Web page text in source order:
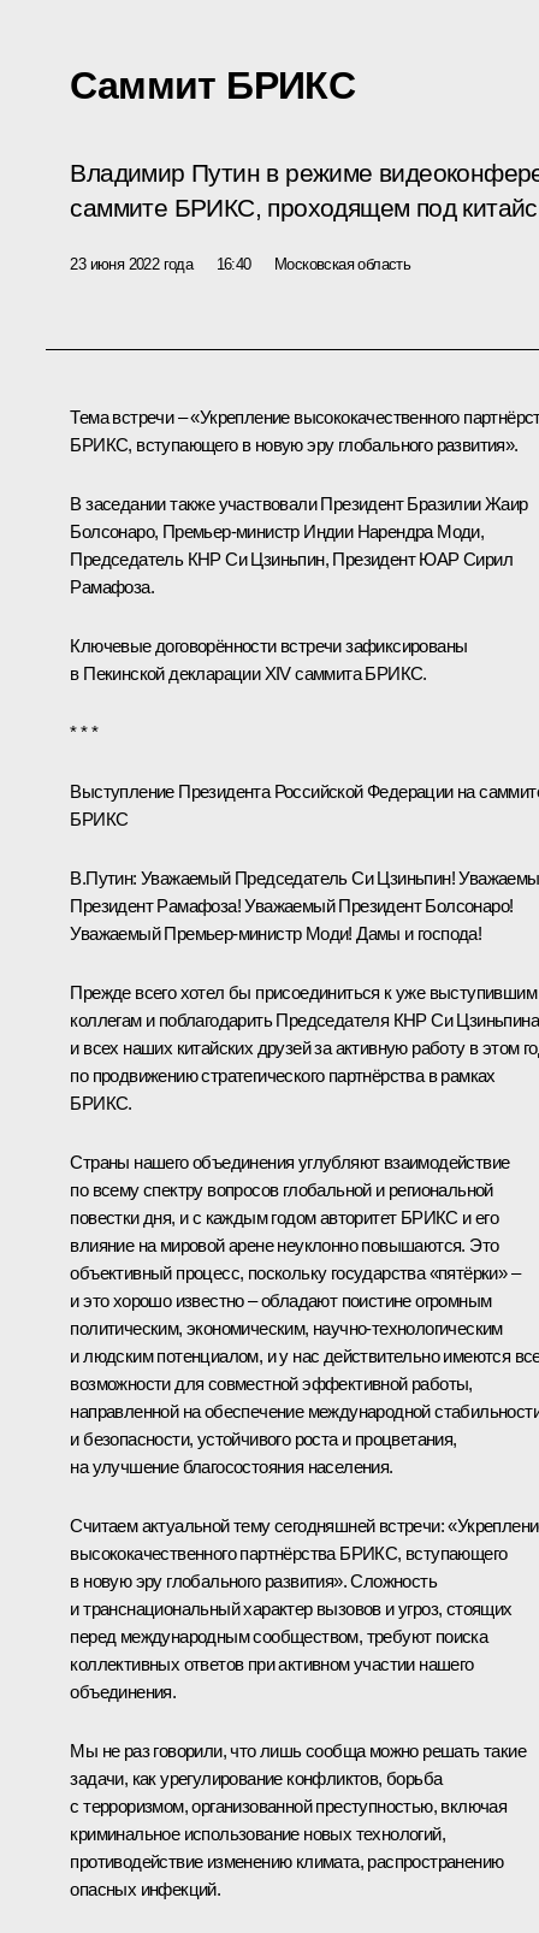
Саммит БРИКС
Владимир Путин в режиме
саммите БРИКС, проходящем под
23 июня 2022 года 16:40 Московская область
Тема встречи – «Укрепление высококачественного
БРИКС, вступающего в новую эру глобального развития».
В заседании также участвовали Президент БразилииЖаир
Болсонаро, Премьер-министр Индии Нарендра Моди,
Председатель КНРСи Цзиньпин, Президент ЮАРСирил
Рамафоза.
Ключевые договорённости встречи зафиксированы
в Пекинской декларации XIV саммита БРИКС.
* * *
Выступление Президента Российской Федерации на
БРИКС
В.Путин: Уважаемый Председатель Си Цзиньпин!
Президент Рамафоза! Уважаемый Президент Болсонаро!
Уважаемый Премьер-министр Моди! Дамы и господа!
Прежде всего хотел бы присоединиться к уже выступившим
коллегам и поблагодарить Председателя КНР Си Цзиньпина
и всех наших китайских друзей за активную работу в этом
по продвижению стратегического партнёрства в рамках
БРИКС.
Страны нашего объединения углубляют взаимодействие
по всему спектру вопросов глобальной и региональной
повестки дня, и с каждым годом авторитет БРИКС и его
влияние на мировой арене неуклонно повышаются. Это
объективный процесс, поскольку государства «пятёрки» –
и это хорошо известно – обладают поистине огромным
политическим, экономическим, научно-технологическим
и людским потенциалом, и у нас действительно имеются
возможности для совместной эффективной работы,
направленной на обеспечение международной
и безопасности, устойчивого роста и процветания,
на улучшение благосостояния населения.
Считаем актуальной тему сегодняшней встречи:
высококачественного партнёрства БРИКС, вступающего
в новую эру глобального развития». Сложность
и транснациональный характер вызовов и угроз, стоящих
перед международным сообществом, требуют поиска
коллективных ответов при активном участии нашего
объединения.
Мы не раз говорили, что лишь сообща можно решать такие
задачи, как урегулирование конфликтов, борьба
с терроризмом, организованной преступностью, включая
криминальное использование новых технологий,
противодействие изменению климата, распространению
опасных инфекций.